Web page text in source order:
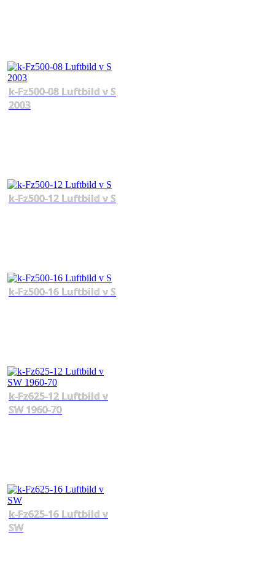
k-Fz500-08 Luftbild v S
2003
k-Fz500-12 Luftbild v S
k-Fz500-16 Luftbild v S
k-Fz625-12 Luftbild v
SW 1960-70
k-Fz625-16 Luftbild v
SW